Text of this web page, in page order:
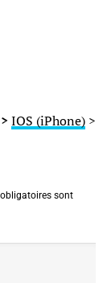
IOS (iPhone)>
sont